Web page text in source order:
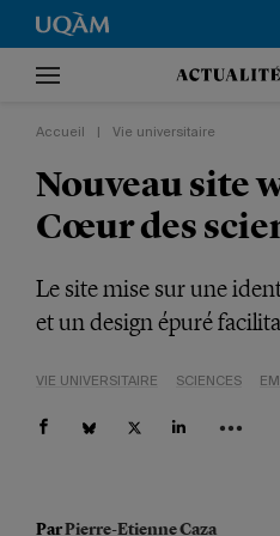
Accueil Vie universitaire
Nouveau site
Cœur des
Le site mise sur une
et un design épuré
VIE UNIVERSITAIRE SCIENCES
ParPierre-Etienne Caza